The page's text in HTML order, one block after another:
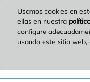
Usamos cookies en
ellas en nuestra
configure
usando este sitio web,